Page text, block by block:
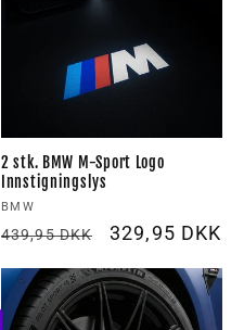
2 stk. BMW M-Sport Logo
Innstigningslys
Forhandler:
BMW
Vanlig
439,95 DKK Utsalgspris
329,95 DKK